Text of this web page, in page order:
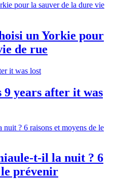
un Yorkie pour
de rue
9 years after it was
t-il la nuit ? 6
le prévenir